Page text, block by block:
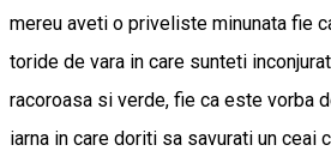
mereu aveti o priveliste minunata fie
toride de vara in care sunteti
racoroasa si verde, fie ca este vorba
iarna in care doriti sa savurati un ceai